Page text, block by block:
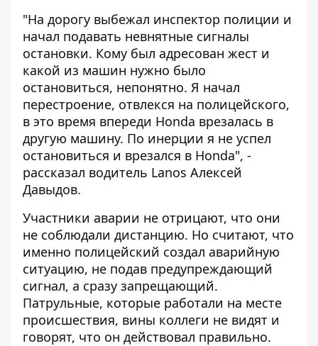
"На дорогу выбежал инспектор полиции и
начал подавать невнятные сигналы
остановки. Кому был адресован жест и
какой из машин нужно было
остановиться, непонятно. Я начал
перестроение, отвлекся на полицейского,
в это время впереди Honda врезалась в
другую машину. По инерции я не успел
остановиться и врезался в Honda", -
рассказал водитель Lanos Алексей
Давыдов.
Участники аварии не отрицают, что они
не соблюдали дистанцию. Но считают, что
именно полицейский создал аварийную
ситуацию, не подав предупреждающий
сигнал, а сразу запрещающий.
Патрульные, которые работали на месте
происшествия, вины коллеги не видят и
говорят, что он действовал правильно.